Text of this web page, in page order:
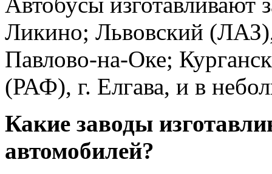
Ликино; Львовский
Павлово-на-Оке;
(РАФ), г. Елгава, и в
Какие заводы
автомобилей?